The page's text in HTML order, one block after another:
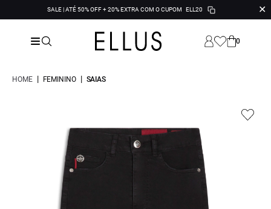
SALE | ATÉ 50% OFF + 20% EXTRA COM O CUPOM ELL20 ✕
0
HOME | FEMININO | SAIAS